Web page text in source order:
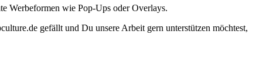
Werbeformen wie Pop-Ups oder Overlays.
gefällt und Du unsere Arbeit gern unterstützen möchtest,